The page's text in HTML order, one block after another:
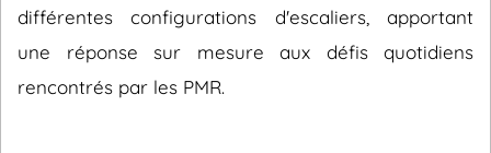
différentes configurations d'escaliers, apportant
une réponse sur mesure aux défis quotidiens
rencontrés par les PMR.